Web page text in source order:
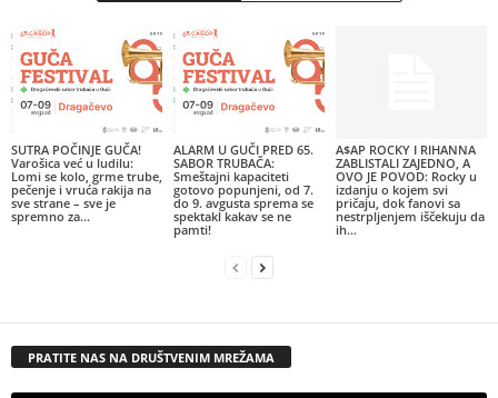
SUTRA POČINJE GUČA!
Varošica već u ludilu:
Lomi se kolo, grme trube,
pečenje i vruća rakija na
sve strane – sve je
spremno za...
ALARM U GUČI PRED 65.
SABOR TRUBAČA:
Smeštajni kapaciteti
gotovo popunjeni, od 7.
do 9. avgusta sprema se
spektakl kakav se ne
pamti!
A$AP ROCKY I RIHANNA
ZABLISTALI ZAJEDNO, A
OVO JE POVOD: Rocky u
izdanju o kojem svi
pričaju, dok fanovi sa
nestrpljenjem iščekuju da
ih...
PRATITE NAS NA DRUŠTVENIM MREŽAMA